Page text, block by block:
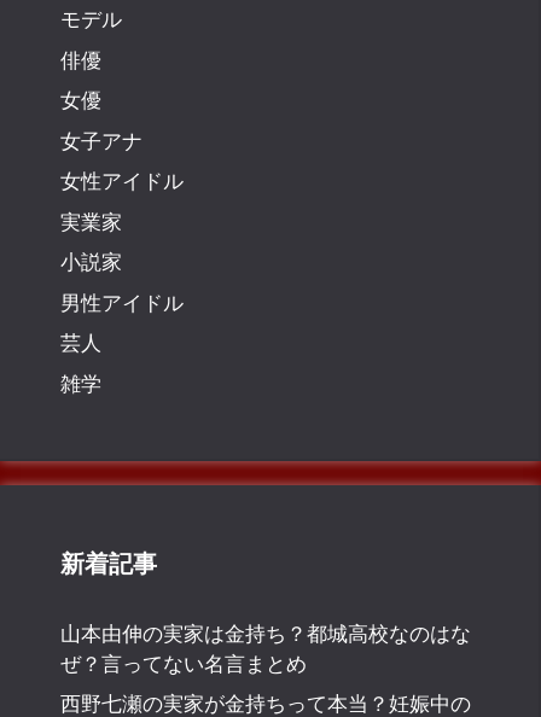
モデル
俳優
女優
女子アナ
女性アイドル
実業家
小説家
男性アイドル
芸人
雑学
新着記事
山本由伸の実家は金持ち？都城高校なのはな
ぜ？言ってない名言まとめ
西野七瀬の実家が金持ちって本当？妊娠中の